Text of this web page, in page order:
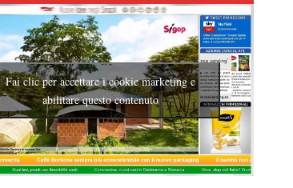
Fai clic per accettare i cookie marketing e
abilitare questo contenuto